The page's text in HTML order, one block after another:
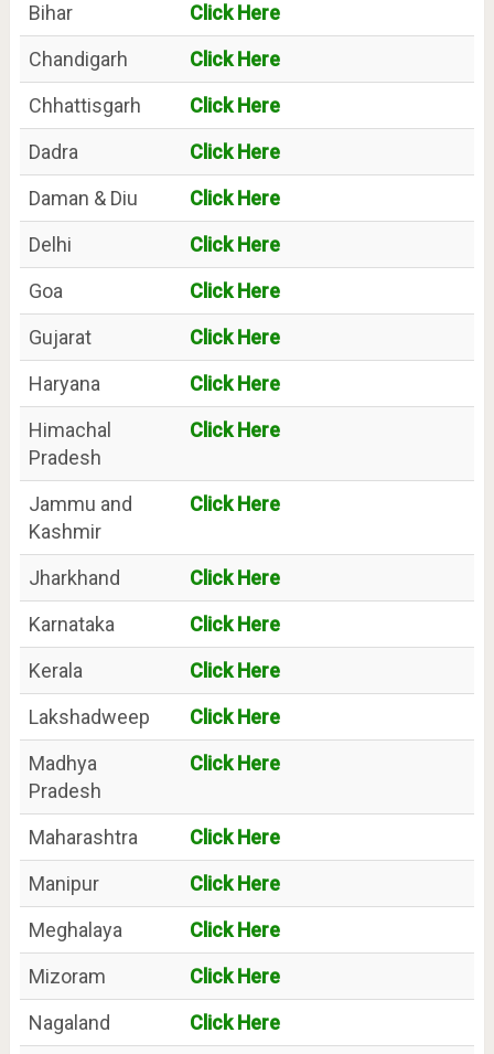
Bihar
Click Here
Chandigarh
Click Here
Chhattisgarh
Click Here
Dadra
Click Here
Daman & Diu
Click Here
Delhi
Click Here
Goa
Click Here
Gujarat
Click Here
Haryana
Click Here
Himachal
Pradesh
Click Here
Jammu and
Kashmir
Click Here
Jharkhand
Click Here
Karnataka
Click Here
Kerala
Click Here
Lakshadweep
Click Here
Madhya
Pradesh
Click Here
Maharashtra
Click Here
Manipur
Click Here
Meghalaya
Click Here
Mizoram
Click Here
Nagaland
Click Here